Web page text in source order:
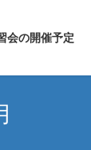
会の開催予定